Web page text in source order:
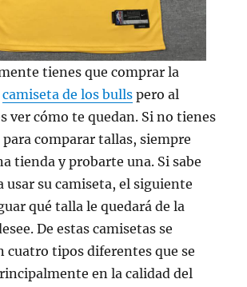
tienes que comprar la
camiseta de los bulls pero al
ver cómo te quedan. Si no tienes
comparar tallas, siempre
tienda y probarte una. Si sabe
usar su camiseta, el siguiente
qué talla le quedará de la
De estas camisetas se
cuatro tipos diferentes que se
en la calidad del